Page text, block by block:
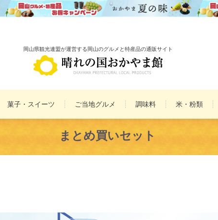
岡山県観光連盟が運営する岡山のグルメと特産品の通販サイト
菓子・スイーツ ご当地グルメ 調味料 米・粉類
雑貨 民工芸品 まとめ買いセット
まとめ買いセット